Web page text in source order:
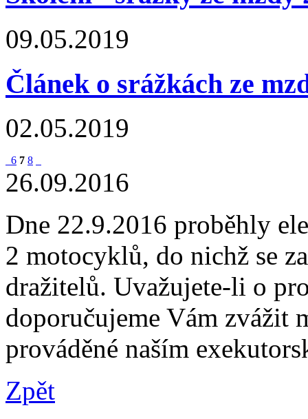
09.05.2019
Článek o srážkách ze
02.05.2019
6 7 8
26.09.2016
Dne 22.9.2016 proběhly
2 motocyklů, do nichž se
dražitelů. Uvažujete-li o
doporučujeme Vám zvážit
prováděné naším
Zpět